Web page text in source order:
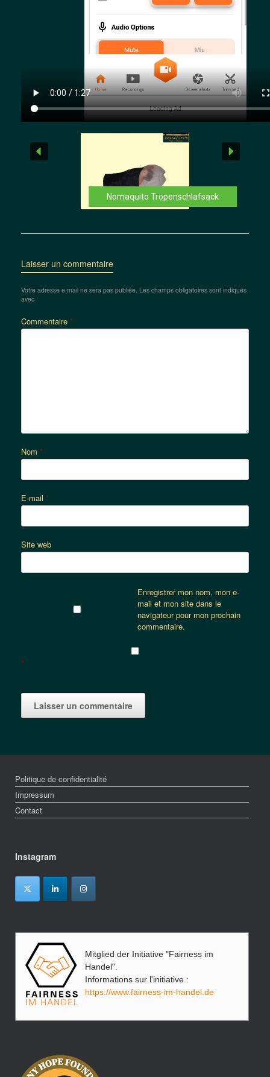
Nomaquito Tropenschlafsack
Laisser un commentaire
Votre adresse e-mail ne sera pas publiée. Les champs obligatoires sont indiqués
avec *
Commentaire *
Nom *
E-mail *
Site web
Enregistrer mon nom, mon e-
mail et mon site dans le
navigateur pour mon prochain
commentaire.
*
Politique de confidentialité
Impressum
Contact
Instagram
Mitglied der Initiative "Fairness im
Handel".
Informations sur l'initiative :
https://www.fairness-im-handel.de